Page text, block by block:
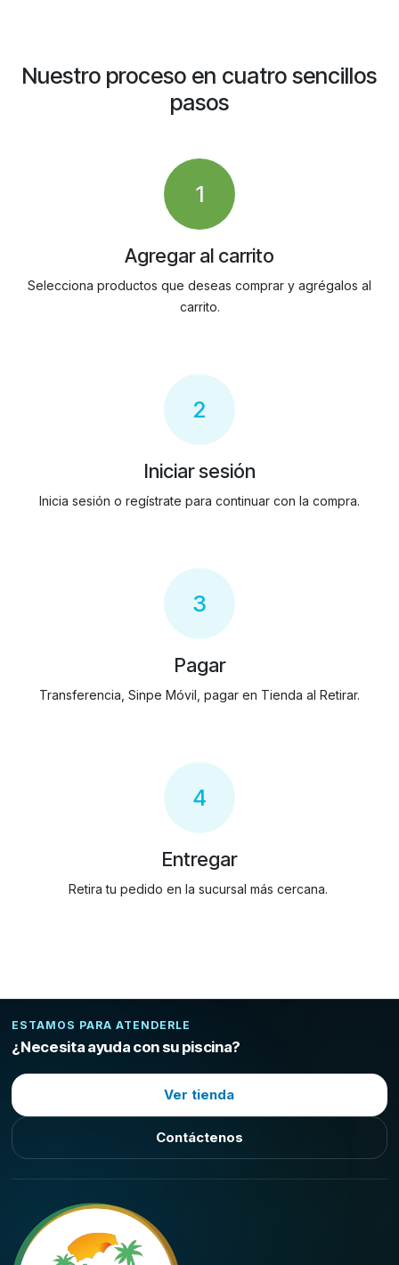
Nuestro proceso en cuatro sencillos
pasos
1
Agregar al carrito
Selecciona productos que deseas comprar y agrégalos al
carrito.
2
Iniciar sesión
Inicia sesión o regístrate para continuar con la compra.
3
Pagar
Transferencia, Sinpe Móvil, pagar en Tienda al Retirar.
4
Entregar
Retira tu pedido en la sucursal más cercana.
ESTAMOS PARA ATENDERLE
¿Necesita ayuda con su piscina?
Ver tienda
Contáctenos